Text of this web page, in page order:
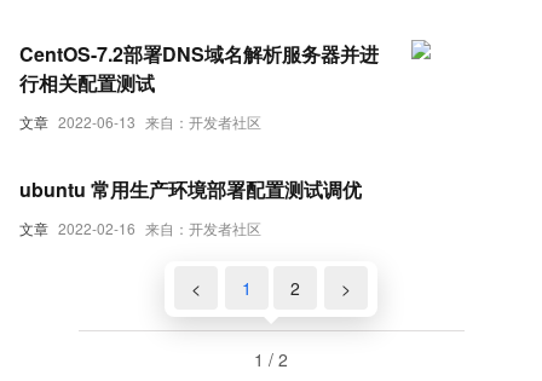
文章 2022-06-13 来自：开发者社区
CentOS-7.2部署DNS域名解析服务器并进
行相关配置测试
文章 2022-02-16 来自：开发者社区
ubuntu 常用生产环境部署配置测试调优
< 1 2 >
1 / 2